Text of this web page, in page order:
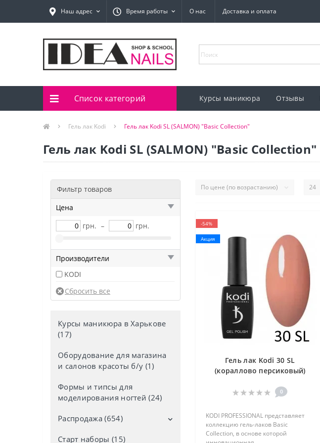
Наш адрес Время работы О нас Доставка и оплата
Список категорий Курсы маникюра Отзывы
Гель лак Kodi Гель лак Kodi SL (SALMON) "Basic Collection"
Гель лак Kodi SL (SALMON) "Basic Collection"
Фильтр товаров
Цена
грн. – грн.
Производители
KODI
Курсы маникюра в Харькове
(17)
Оборудование для магазина
и салонов красоты б/у (1)
Формы и типсы для
моделирования ногтей (24)
Распродажа (654)
Дезинфекторы со скидкой (4)
Старт наборы (15)
-54%
Акция
Гель лак Kodi 30 SL
(кораллово персиковый)
0
KODI PROFESSIONAL представляет
коллекцию гель-лаков Basic
Collection, в основе которой